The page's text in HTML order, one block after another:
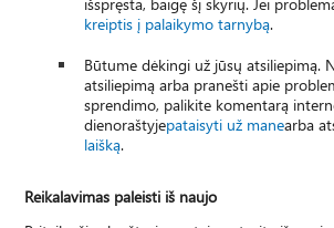
kreiptis į palaikymo tarnybą.
Būtume dėkingi už jūsų atsiliepimą.
atsiliepimą arba pranešti apie
sprendimo, palikite komentarą
dienoraštyjepataisyti už manearba
laišką.
Reikalavimas paleisti iš naujo